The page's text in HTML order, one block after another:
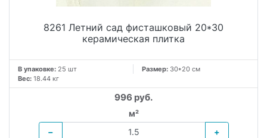
8261 Летний сад фисташковый 20*30
керамическая плитка
В упаковке: 25 шт Размер: 30*20 см
Вес: 18.44 кг
996 руб.
м²
−
+